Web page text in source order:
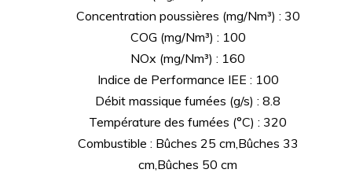
Concentration poussières (mg/Nm³) : 30
COG (mg/Nm³) : 100
NOx (mg/Nm³) : 160
Indice de Performance IEE : 100
Débit massique fumées (g/s) : 8.8
Température des fumées (°C) : 320
Combustible : Bûches 25 cm,Bûches 33
cm,Bûches 50 cm